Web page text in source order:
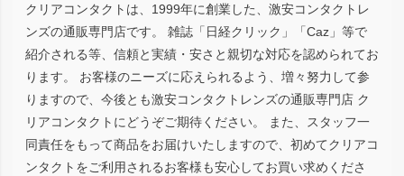
クリアコンタクトは、1999年に創業した、激安コンタクトレ
ンズの通販専門店です。 雑誌「日経クリック」「Caz」等で
紹介される等、信頼と実績・安さと親切な対応を認められてお
ります。 お客様のニーズに応えられるよう、増々努力して参
りますので、今後とも激安コンタクトレンズの通販専門店 ク
リアコンタクトにどうぞご期待ください。 また、スタッフ一
同責任をもって商品をお届けいたしますので、初めてクリアコ
ンタクトをご利用されるお客様も安心してお買い求めくださ